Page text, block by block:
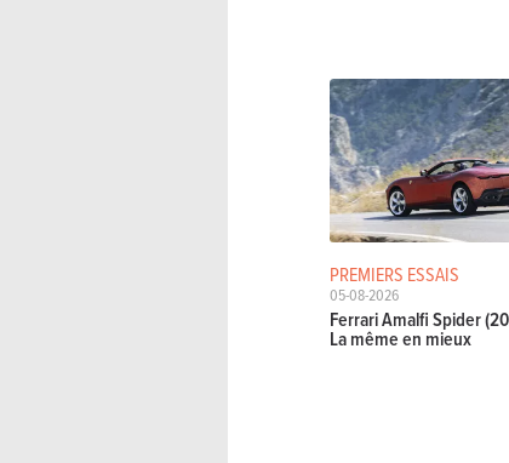
PREMIERS ESSAIS
05-08-2026
Ferrari Amalfi Spider
La même en mieux